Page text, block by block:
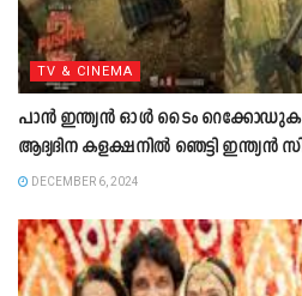
TV & CINEMA
പാന്‍ ഇന്ത്യന്‍ ഓള്‍ ടൈം
ആദ്യദിന കളക്ഷനില്‍ ഞെട്ടി ഇന്ത്യന്‍
DECEMBER 6, 2024